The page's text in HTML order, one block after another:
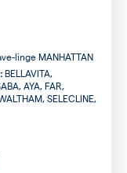
linge MANHATTAN
BELLAVITA,
AYA, FAR,
SELECLINE,